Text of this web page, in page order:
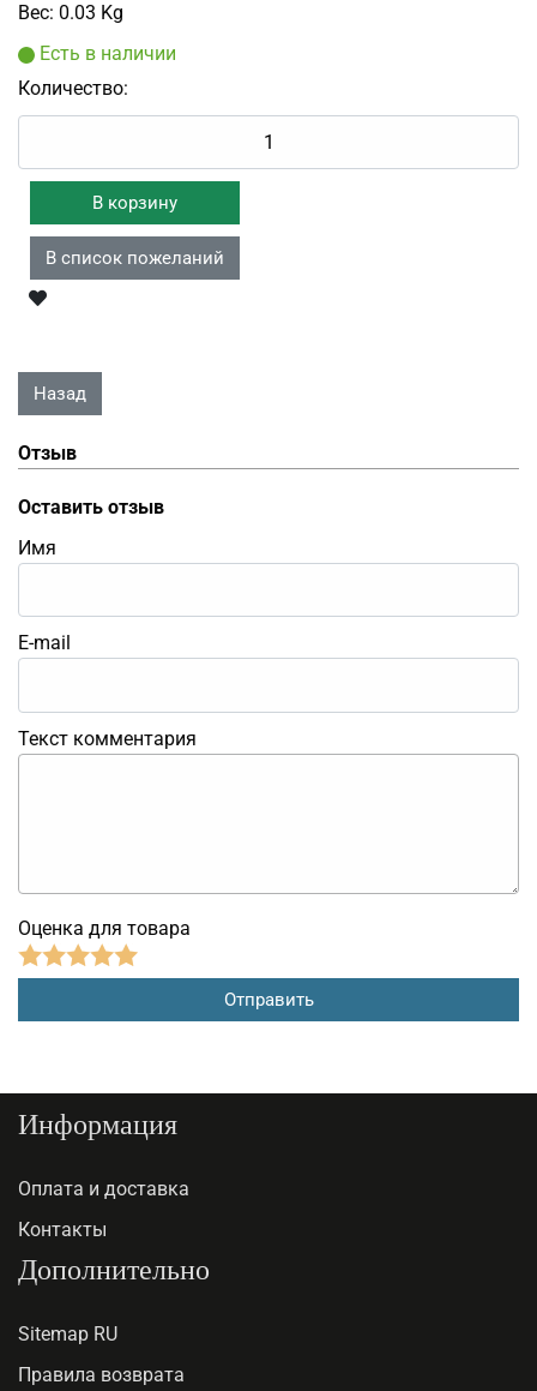
Вес: 0.03 Kg
Есть в наличии
Количество:
Отзыв
Оставить отзыв
Имя
E-mail
Текст комментария
Оценка для товара
Информация
Оплата и доставка
Контакты
Дополнительно
Sitemap RU
Правила возврата